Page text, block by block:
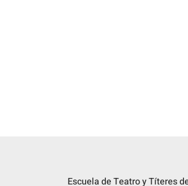
Escuela de Teatro y Títeres